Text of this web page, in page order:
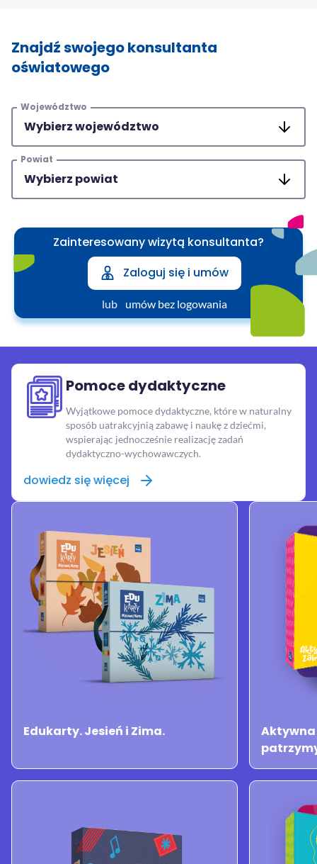
Znajdź swojego konsultanta
oświatowego
Województwo
Powiat
Zainteresowany wizytą konsultanta?
Zaloguj się i umów
lub umów bez logowania
Pomoce dydaktyczne
Wyjątkowe pomoce dydaktyczne, które w naturalny
sposób uatrakcyjnią zabawę i naukę z dziećmi,
wspierając jednocześnie realizację zadań
dydaktyczno-wychowawczych.
dowiedz się więcej
Edukarty. Jesień i Zima.
Aktywna